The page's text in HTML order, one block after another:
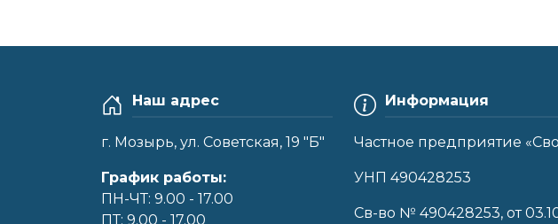
Наш адрес
г. Мозырь, ул. Советская, 19 "Б"
График работы:
ПН-ЧТ: 9.00 - 17.00
ПТ: 9.00 - 17.00
Информация
Частное предприятие
УНП 490428253
Cв-во № 490428253, от